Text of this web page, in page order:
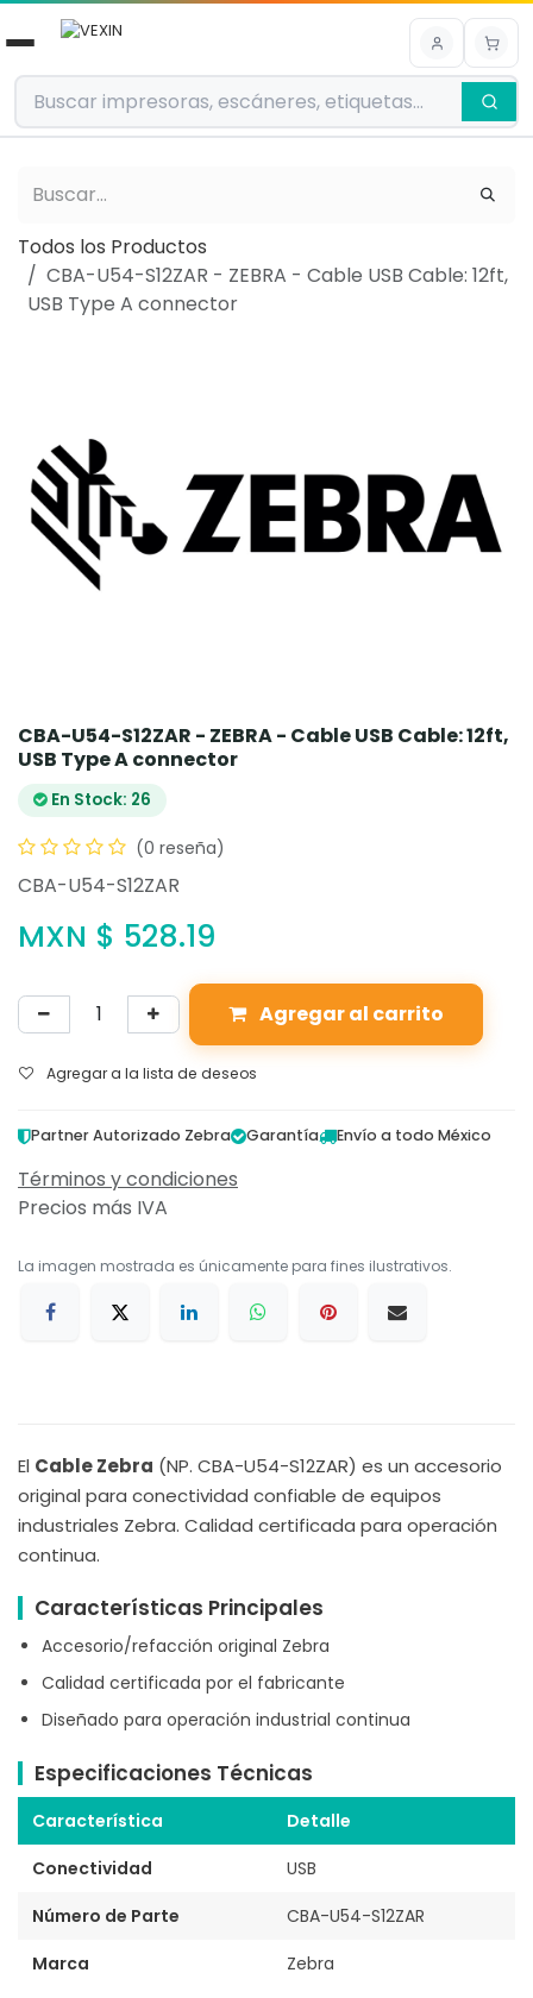
Ir al contenido
Todos los Productos
CBA-U54-S12ZAR - ZEBRA - Cable USB Cable: 12ft,
USB Type A connector
CBA-U54-S12ZAR - ZEBRA - Cable USB Cable: 12ft,
USB Type A connector
En Stock: 26
(0 reseña)
CBA-U54-S12ZAR
MXN $ 528.19
Agregar al carrito
Agregar a la lista de deseos
Partner Autorizado Zebra Garantía Envío a todo México
Términos y condiciones
Precios más IVA
La imagen mostrada es únicamente para fines ilustrativos.
El Cable Zebra (NP. CBA-U54-S12ZAR) es un accesorio
original para conectividad confiable de equipos
industriales Zebra. Calidad certificada para operación
continua.
Características Principales
Accesorio/refacción original Zebra
Calidad certificada por el fabricante
Diseñado para operación industrial continua
Especificaciones Técnicas
Característica
Detalle
Conectividad
USB
Número de Parte
CBA-U54-S12ZAR
Marca
Zebra